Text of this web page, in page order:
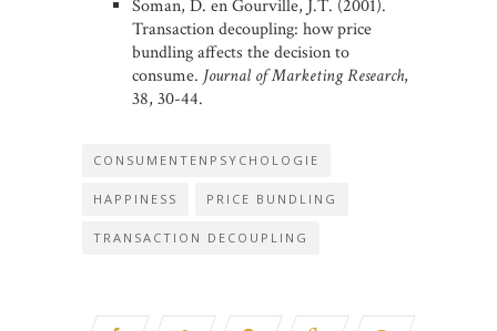
Soman, D. en Gourville, J.T. (2001).
Transaction decoupling: how price
bundling affects the decision to
consume. Journal of Marketing Research,
38, 30-44.
CONSUMENTENPSYCHOLOGIE
HAPPINESS PRICE BUNDLING
TRANSACTION DECOUPLING